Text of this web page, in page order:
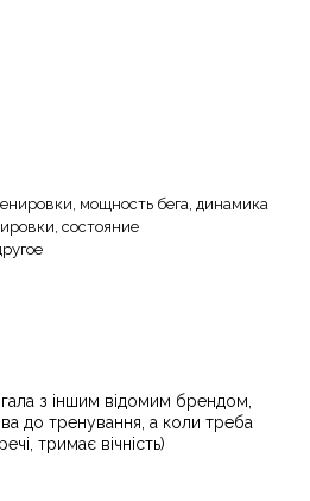
мощность бега, динамика
состояние
з іншим відомим брендом,
до тренування, а коли треба
тримає вічність)